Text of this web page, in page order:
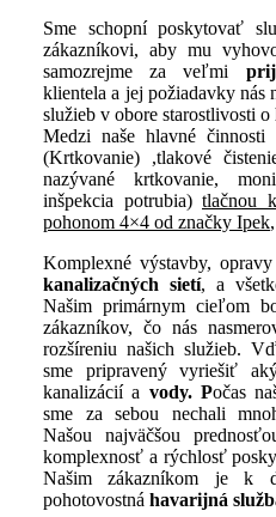
Sme schopní poskytovať
zákazníkovi, aby mu
samozrejme za veľmi
klientela a jej požiadavky nás
služieb v obore starostlivosti o
Medzi naše hlavné
(Krtkovanie) ,tlakové
nazývané krtkovanie,
inšpekcia potrubia) tlačnou
pohonom 4×4 od značky Ipek,
Komplexné výstavby,
kanalizačných sietí, a
Našim primárnym cieľom
zákazníkov, čo nás
rozšíreniu našich služieb.
sme pripravený vyriešiť
kanalizácií a vody. Počas
sme za sebou nechali
Našou najväčšou
komplexnosť a rýchlosť
Našim zákazníkom je k
pohotovostná havarijná